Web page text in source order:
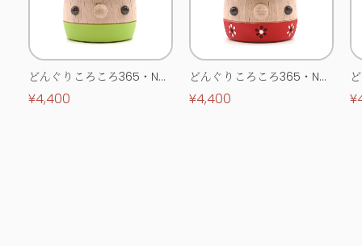
どんぐりころころ365・No.
0513
¥4,400
どんぐりころころ365・No.
0514
¥4,400